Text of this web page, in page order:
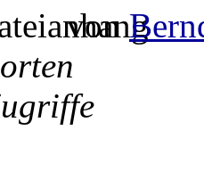
von